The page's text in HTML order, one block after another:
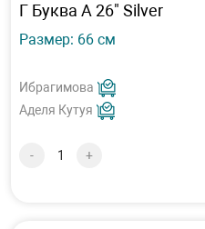
Г Буква А 26" Silver
Размер: 66 см
Ибрагимова
Аделя Кутуя
- +